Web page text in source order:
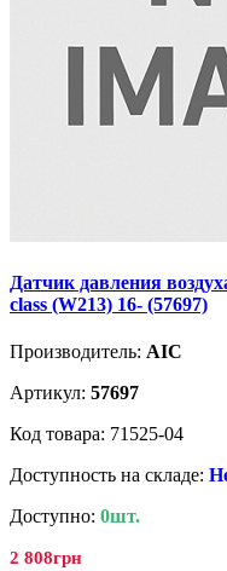
Датчик давления
class (W213) 16- (57697)
Производитель: AIC
Артикул: 57697
Код товара: 71525-04
Доступность на складе:
Доступно: 0шт.
2 808грн